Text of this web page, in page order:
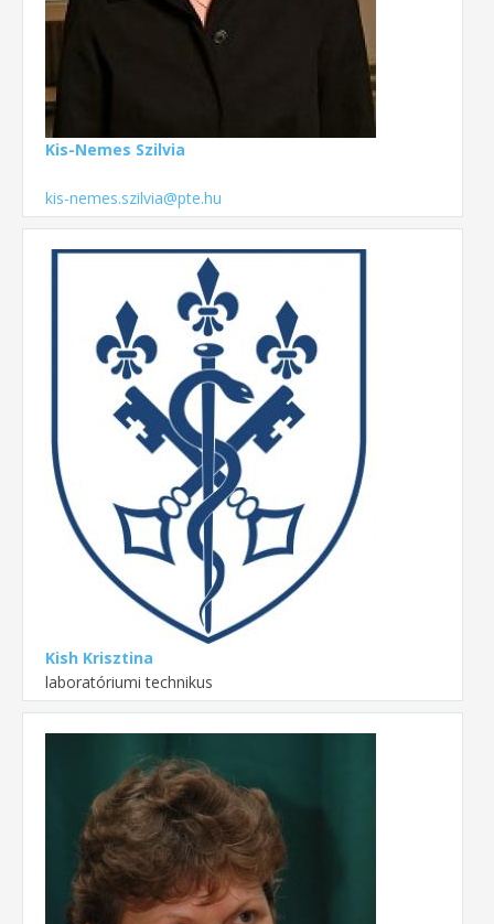
Kis-Nemes Szilvia
kis-nemes.szilvia@pte.hu
Kish Krisztina
laboratóriumi technikus